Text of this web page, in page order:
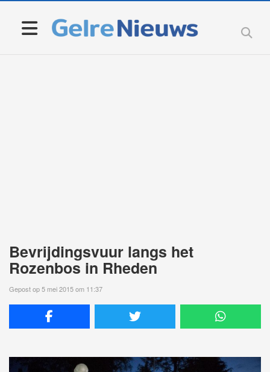
Bevrijdingsvuur langs het
Rozenbos in Rheden
Gepost op 5 mei 2015 om 11:37